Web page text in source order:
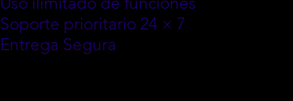
Soporte prioritario 24 × 7
Entrega Segura